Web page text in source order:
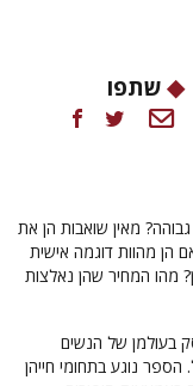
שתפו
מאין שואבות הן את
הן מהוות דוגמה אישית
מהו המחיר שהן נאלצות
בעולמן של הנשים
הספר נוגע בתחומי חייהן